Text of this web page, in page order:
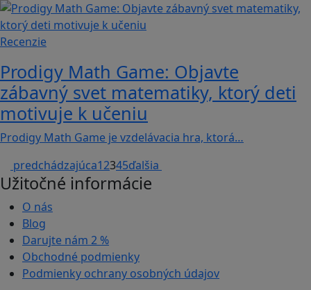
Recenzie
Prodigy Math Game: Objavte
zábavný svet matematiky, ktorý deti
motivuje k učeniu
Prodigy Math Game je vzdelávacia hra, ktorá…
predchádzajúca12345ďalšia
Užitočné informácie
O nás
Blog
Darujte nám 2 %
Obchodné podmienky
Podmienky ochrany osobných údajov